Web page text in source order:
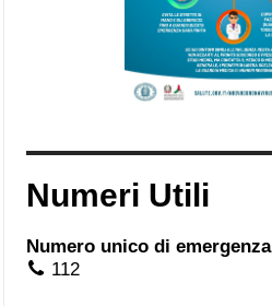
Numeri Utili
Numero unico di emergenza
112